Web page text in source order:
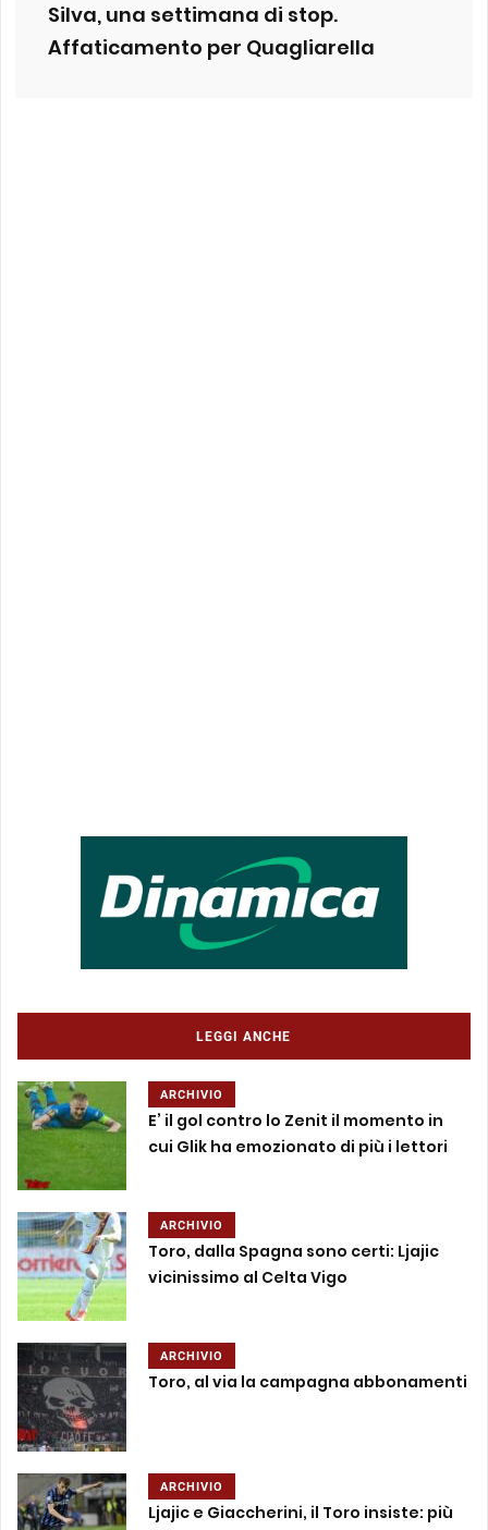
Silva, una settimana di stop.
Affaticamento per Quagliarella
LEGGI ANCHE
ARCHIVIO
E’ il gol contro lo Zenit il momento in
cui Glik ha emozionato di più i lettori
ARCHIVIO
Toro, dalla Spagna sono certi: Ljajic
vicinissimo al Celta Vigo
ARCHIVIO
Toro, al via la campagna abbonamenti
ARCHIVIO
Ljajic e Giaccherini, il Toro insiste: più